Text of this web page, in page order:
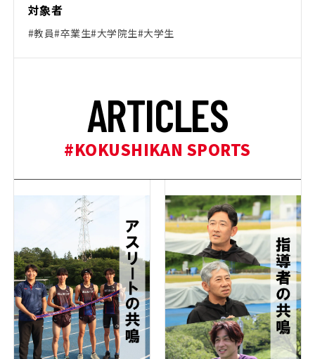
対象者
#教員#卒業生#大学院生#大学生
ARTICLES
#KOKUSHIKAN SPORTS